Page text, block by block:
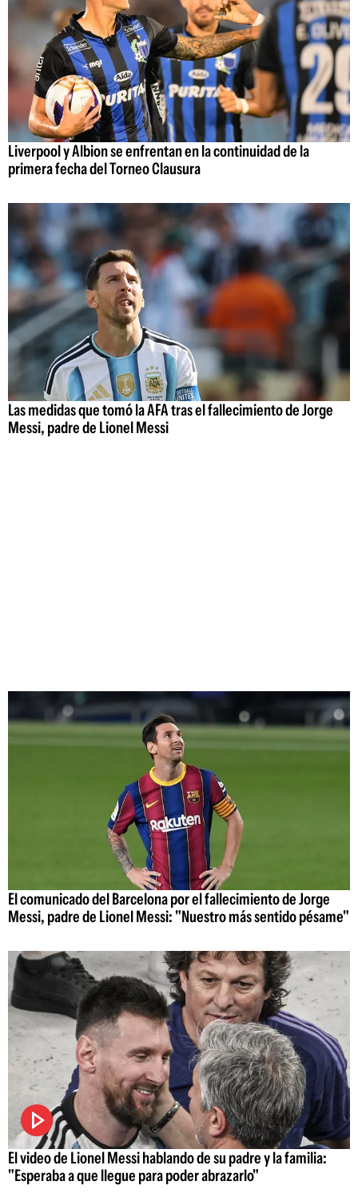
Liverpool y Albion se enfrentan en la continuidad de la
primera fecha del Torneo Clausura
Las medidas que tomó la AFA tras el fallecimiento de Jorge
Messi, padre de Lionel Messi
El comunicado del Barcelona por el fallecimiento de Jorge
Messi, padre de Lionel Messi: "Nuestro más sentido pésame"
El video de Lionel Messi hablando de su padre y la familia:
"Esperaba a que llegue para poder abrazarlo"